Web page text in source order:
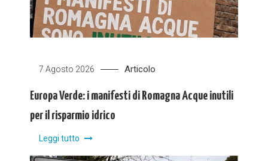
7 Agosto 2026 Articolo
Europa Verde: i manifesti di Romagna Acque inutili
per il risparmio idrico
Leggi tutto